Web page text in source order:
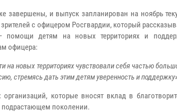
завершены, и выпуск запланирован на ноябрь
с офицером Росгвардии, который
помощи детям на новых территориях и
офицера:
на новых территориях чувствовали себя частью
стремясь дать этим детям уверенность и
которые вносят вклад в
подрастающем поколении.